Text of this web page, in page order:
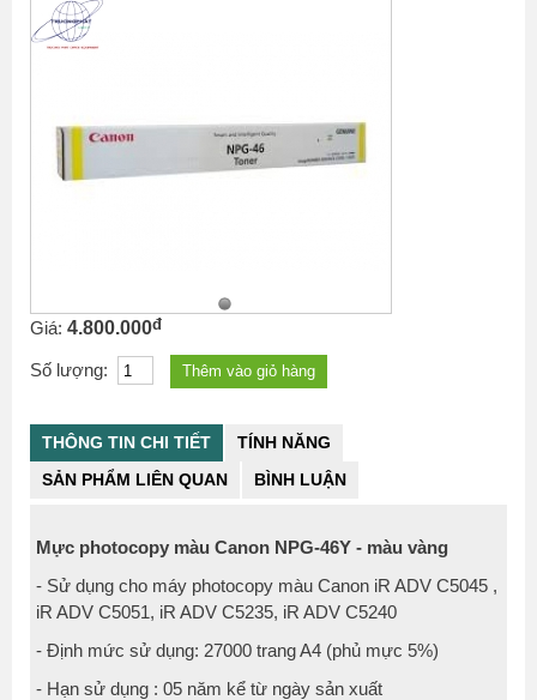
Giá: 4.800.000đ
Số lượng:
THÔNG TIN CHI TIẾT
TÍNH NĂNG
SẢN PHẨM LIÊN QUAN
BÌNH LUẬN
Mực photocopy màu Canon NPG-46Y - màu vàng
- Sử dụng cho máy photocopy màu Canon iR ADV C5045 ,
iR ADV C5051, iR ADV C5235, iR ADV C5240
- Định mức sử dụng: 27000 trang A4 (phủ mực 5%)
- Hạn sử dụng : 05 năm kể từ ngày sản xuất